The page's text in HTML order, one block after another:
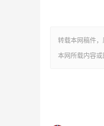
转载本网稿件
本网所载内容或